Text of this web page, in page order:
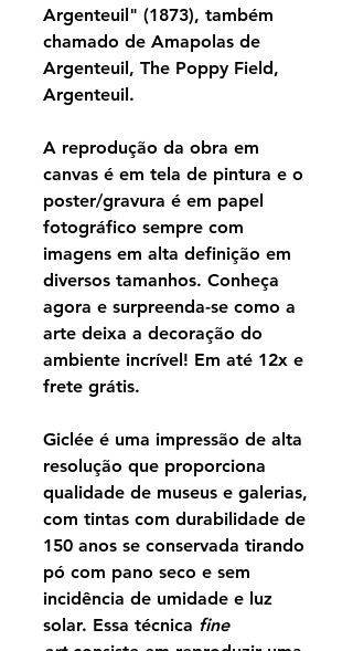
Argenteuil" (1873), também
chamado de Amapolas de
Argenteuil, The Poppy Field,
Argenteuil.
A reprodução da obra em
canvas é em tela de pintura e o
poster/gravura é em papel
fotográfico sempre com
imagens em alta definição em
diversos tamanhos. Conheça
agora e surpreenda-se como a
arte deixa a decoração do
ambiente incrível! Em até 12x e
frete grátis.
Giclée é uma impressão de alta
resolução que proporciona
qualidade de museus e galerias,
com tintas com durabilidade de
150 anos se conservada tirando
pó com pano seco e sem
incidência de umidade e luz
solar. Essa técnica fine